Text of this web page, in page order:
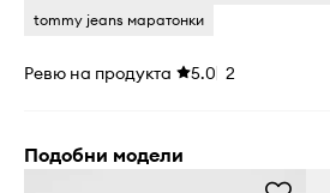
tommy jeans маратонки
Ревю на продукта 5.0 2
Подобни модели